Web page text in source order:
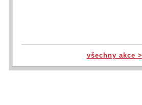
všechny akce >